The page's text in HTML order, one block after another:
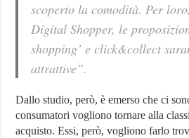
scoperto la comodità. Per
Digital Shopper, le
shopping’ e click&collect
attrattive”.
Dallo studio, però, è emerso che ci
consumatori vogliono tornare alla
acquisto. Essi, però, vogliono farlo